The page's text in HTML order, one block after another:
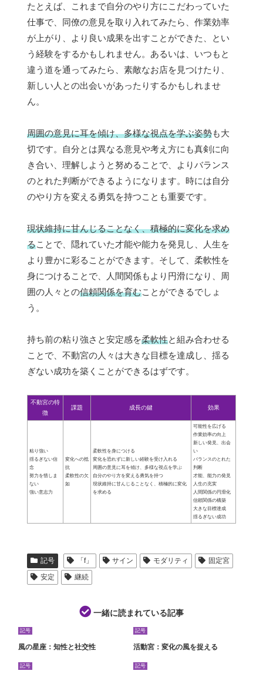
たとえば、これまで自分のやり方にこだわっていた
仕事で、同僚の意見を取り入れてみたら、作業効率
が上がり、より良い成果を出すことができた、とい
う経験をするかもしれません。あるいは、いつもと
違う道を通ってみたら、素敵なお店を見つけたり、
新しい人との出会いがあったりするかもしれませ
ん。
周囲の意見に耳を傾け、多様な視点を学ぶ姿勢も大
切です。自分とは異なる意見や考え方にも真剣に向
き合い、理解しようと努めることで、よりバランス
のとれた判断ができるようになります。時には自分
のやり方を変える勇気を持つことも重要です。
現状維持に甘んじることなく、積極的に変化を求め
ることで、隠れていた才能や能力を発見し、人生を
より豊かに彩ることができます。そして、柔軟性を
身につけることで、人間関係もより円滑になり、周
囲の人々との信頼関係を育むことができるでしょ
う。
持ち前の粘り強さと安定感を柔軟性と組み合わせる
ことで、不動宮の人々は大きな目標を達成し、揺る
ぎない成功を築くことができるはずです。
不動宮の特
徴
課題 成長の鍵 効果
粘り強い
揺るぎない信
念
努力を惜しま
ない
強い意志力
変化への抵
抗
柔軟性の欠
如
柔軟性を身につける
変化を恐れずに新しい経験を受け入れる
周囲の意見に耳を傾け、多様な視点を学ぶ
自分のやり方を変える勇気を持つ
現状維持に甘んじることなく、積極的に変化
を求める
可能性を広げる
作業効率の向上
新しい発見、出会
い
バランスのとれた
判断
才能、能力の発見
人生の充実
人間関係の円滑化
信頼関係の構築
大きな目標達成
揺るぎない成功
記号 「f」 サイン モダリティ
固定宮
安定
継続
一緒に読まれている記事
記号
風の星座：知性と社交性
記号
活動宮：変化の風を捉える
記号 記号